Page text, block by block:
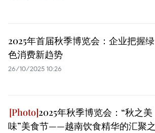
2025年首届秋季博览会：企业把握绿
色消费新趋势
26/10/2025 10:26
2025年秋季博览会：“秋之美
味”美食节——越南饮食精华的汇聚之